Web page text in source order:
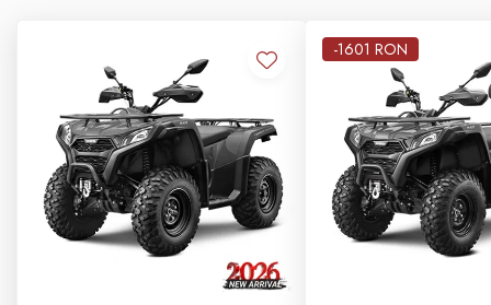
Protectii
Sosete
Armura
ATV GOES TERROX 550L cu cod produs CF500ATR-15L
-1601 RON